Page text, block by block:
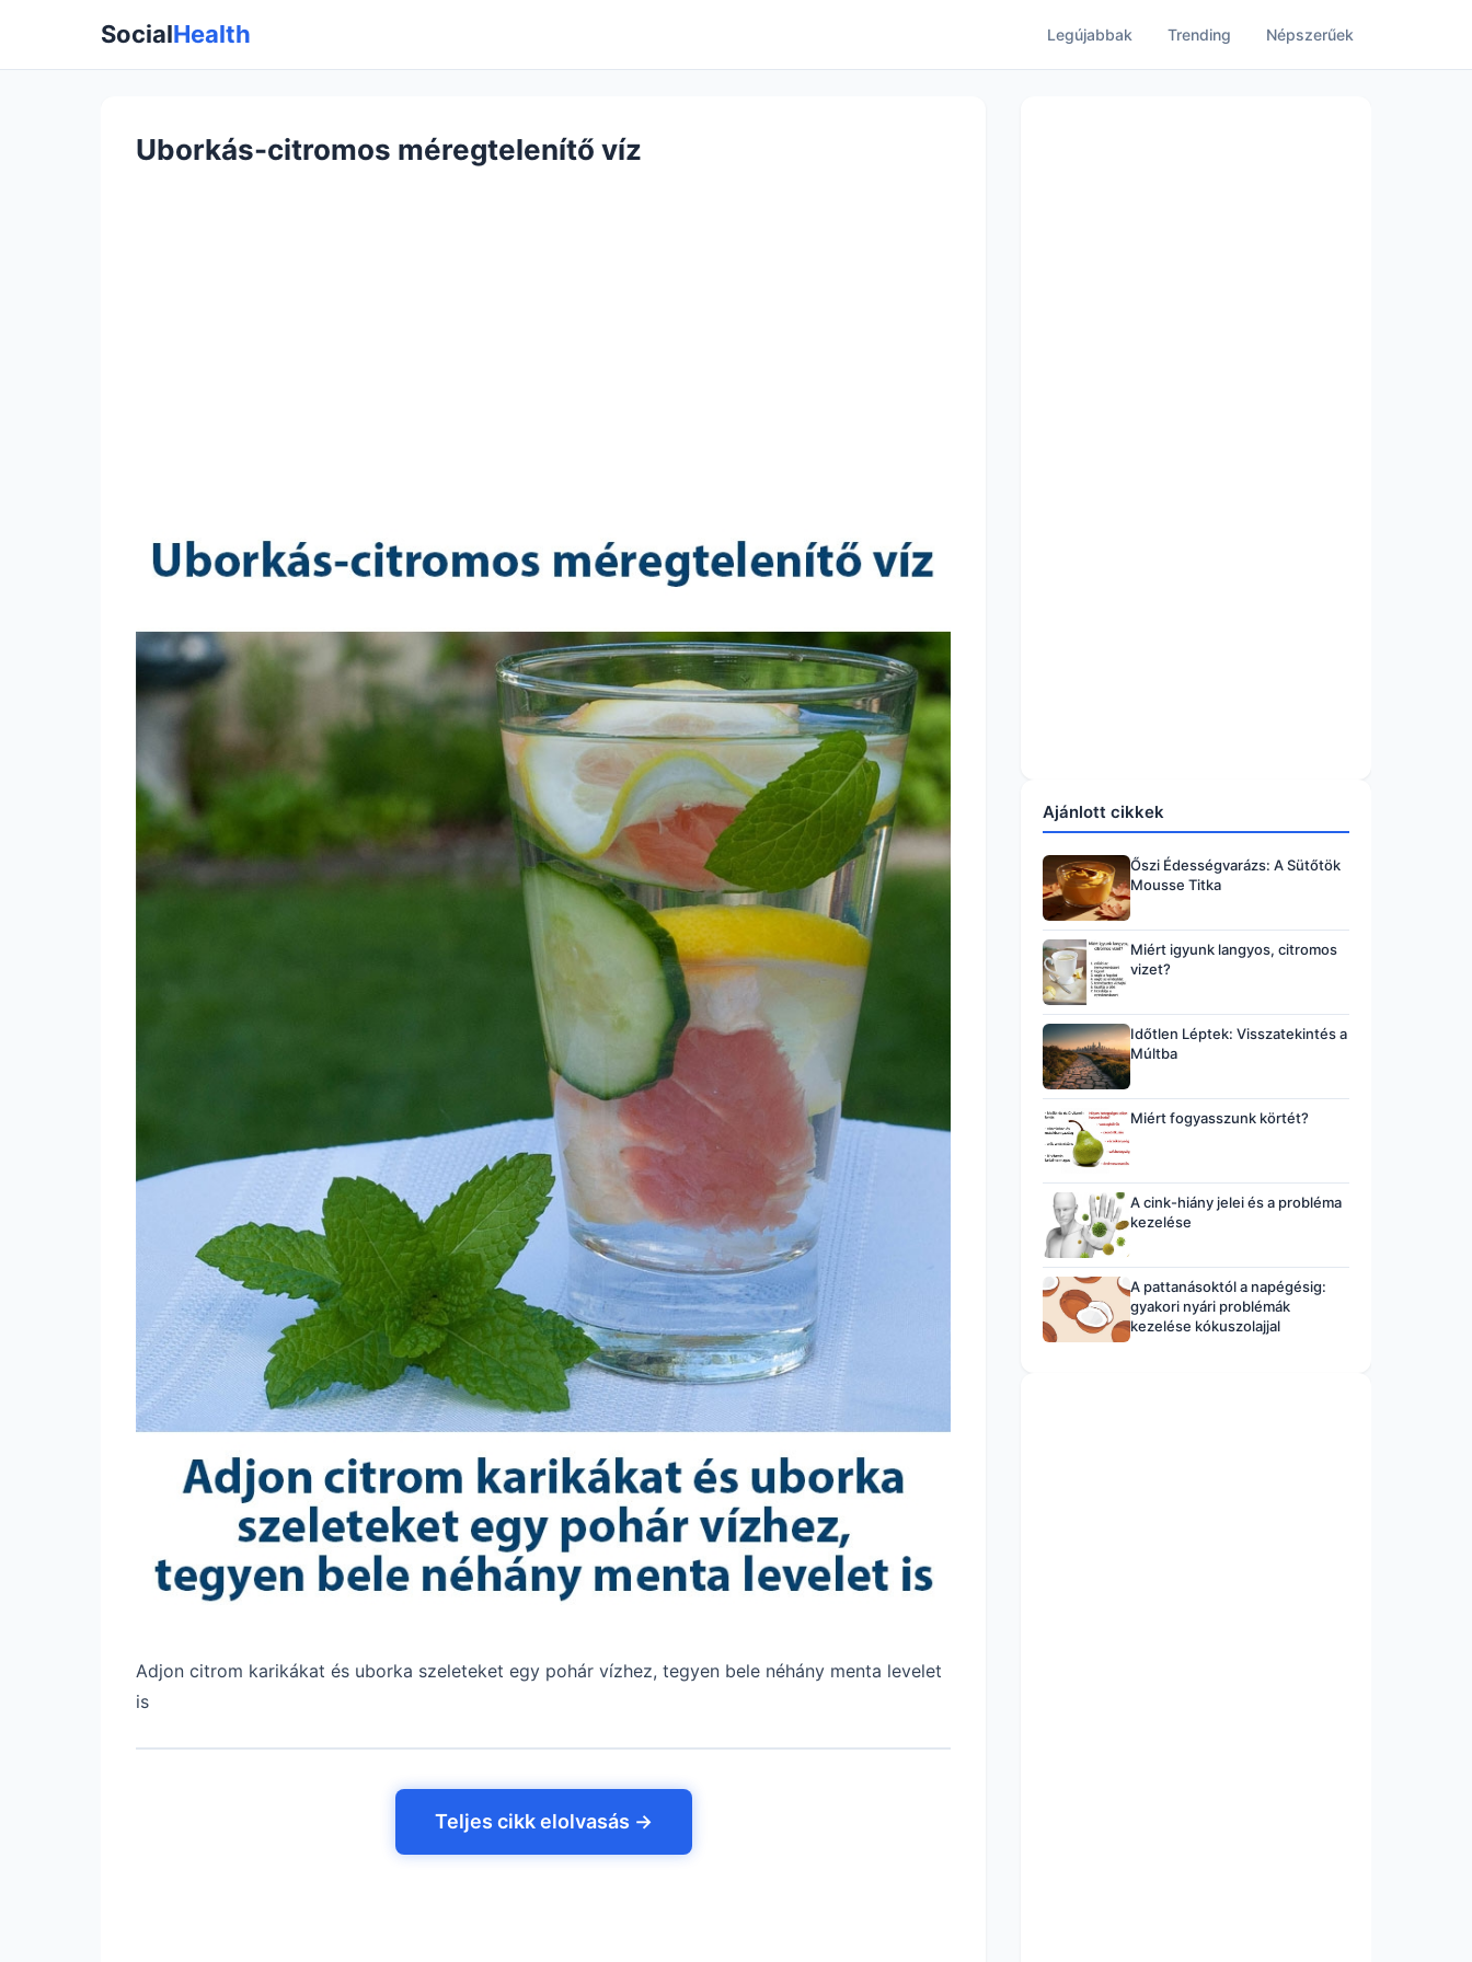
SocialHealth Legújabbak Trending Népszerűek
Uborkás-citromos méregtelenítő víz
Adjon citrom karikákat és uborka szeleteket egy pohár vízhez, tegyen bele néhány menta levelet
is
Teljes cikk elolvasás →
Ajánlott cikkek
Őszi Édességvarázs: A Sütőtök
Mousse Titka
Miért igyunk langyos, citromos
vizet?
Időtlen Léptek: Visszatekintés a
Múltba
Miért fogyasszunk körtét?
A cink-hiány jelei és a probléma
kezelése
A pattanásoktól a napégésig:
gyakori nyári problémák
kezelése kókuszolajjal